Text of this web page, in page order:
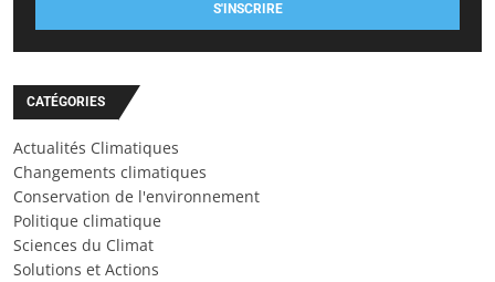
S'INSCRIRE
CATÉGORIES
Actualités Climatiques
Changements climatiques
Conservation de l'environnement
Politique climatique
Sciences du Climat
Solutions et Actions